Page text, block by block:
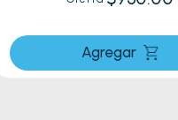
Agregar